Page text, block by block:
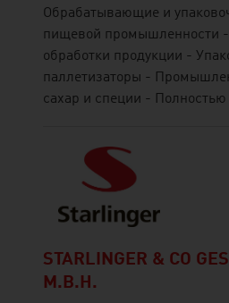
Обрабатывающие и
пищевой промышленности
обработки продукции -
паллетизаторы -
сахар и специи - Полностью
STARLINGER & CO
M.B.H.